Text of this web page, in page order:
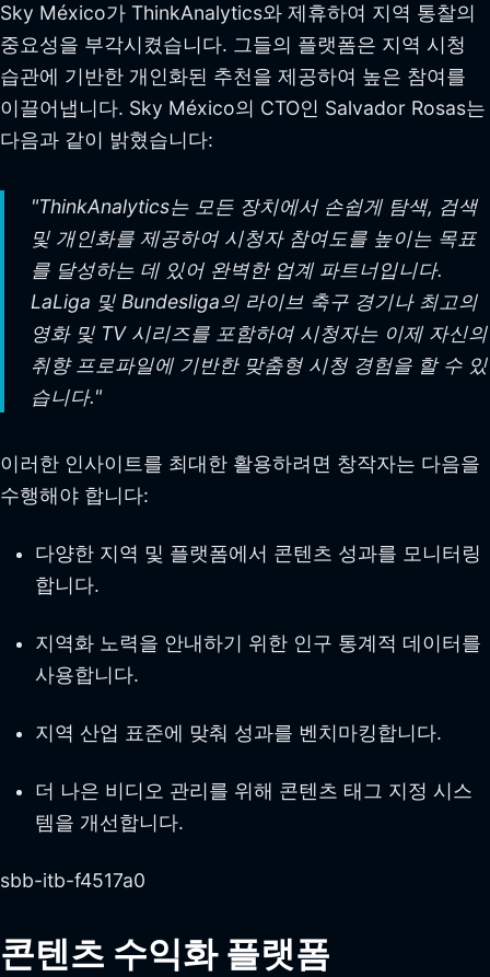
Sky México가 ThinkAnalytics와 제휴하여 지역 통찰의
중요성을 부각시켰습니다. 그들의 플랫폼은 지역 시청
습관에 기반한 개인화된 추천을 제공하여 높은 참여를
이끌어냅니다. Sky México의 CTO인 Salvador Rosas는
다음과 같이 밝혔습니다:
"ThinkAnalytics는 모든 장치에서 손쉽게 탐색, 검색
및 개인화를 제공하여 시청자 참여도를 높이는 목표
를 달성하는 데 있어 완벽한 업계 파트너입니다.
LaLiga 및 Bundesliga의 라이브 축구 경기나 최고의
영화 및 TV 시리즈를 포함하여 시청자는 이제 자신의
취향 프로파일에 기반한 맞춤형 시청 경험을 할 수 있
습니다."
이러한 인사이트를 최대한 활용하려면 창작자는 다음을
수행해야 합니다:
다양한 지역 및 플랫폼에서 콘텐츠 성과를 모니터링
합니다.
지역화 노력을 안내하기 위한 인구 통계적 데이터를
사용합니다.
지역 산업 표준에 맞춰 성과를 벤치마킹합니다.
더 나은 비디오 관리를 위해 콘텐츠 태그 지정 시스
템을 개선합니다.
sbb-itb-f4517a0
콘텐츠 수익화 플랫폼